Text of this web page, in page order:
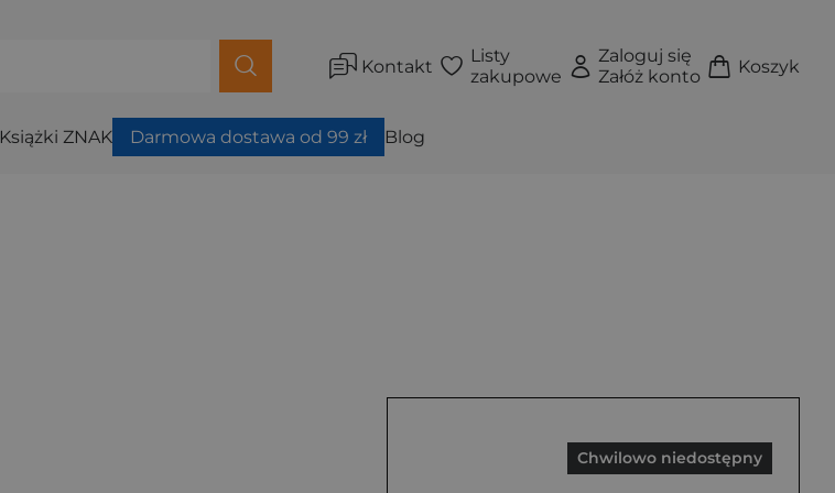
Kontakt
Listy
zakupowe
Zaloguj się
Załóż konto
Koszyk
Książki ZNAK Darmowa dostawa od 99 zł Blog
Chwilowo niedostępny